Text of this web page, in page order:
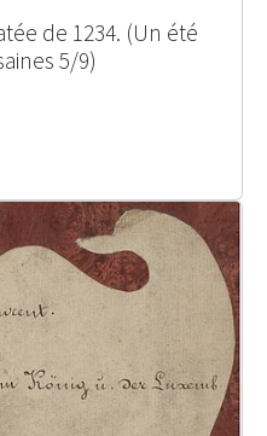
de 1234. (Un été
5/9)